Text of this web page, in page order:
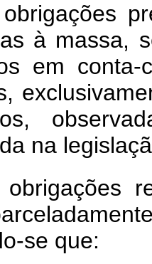
à massa,
em
na
se que: